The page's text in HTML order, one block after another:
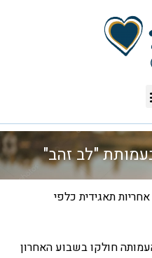
"לב זהב"
תאגידית כלפי
חולקו בשבוע האחרון